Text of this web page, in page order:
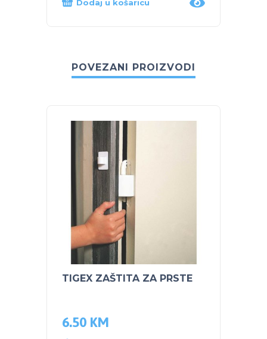
Dodaj u košaricu
POVEZANI PROIZVODI
TIGEX ZAŠTITA ZA PRSTE
6.50 KM